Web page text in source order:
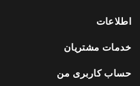
اطلاعات
خدمات مشتریان
حساب کاربری من